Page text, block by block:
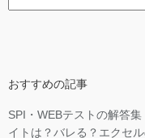
おすすめの記事
SPI・WEBテストの解答
イトは？バレる？エクセ